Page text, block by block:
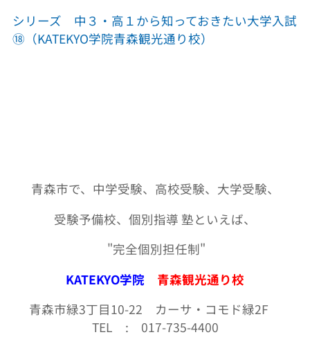
シリーズ 中３・高１から知っておきたい大学入試
⑱（KATEKYO学院青森観光通り校）
青森市で、中学受験、高校受験、大学受験、
受験予備校、個別指導 塾といえば、
"完全個別担任制"
KATEKYO学院
青森観光通り校
青森市緑3丁目10-22 カーサ・コモド緑2F
TEL
: 017-735-4400